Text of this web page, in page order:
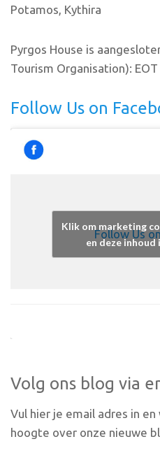
Potamos, Kythira
Pyrgos House is
Tourism Organisation):
Follow Us on
Follow Us
Klik om marketing
en deze inhoud
Volg ons blog via
Vul hier je email adres in
hoogte over onze nieuwe